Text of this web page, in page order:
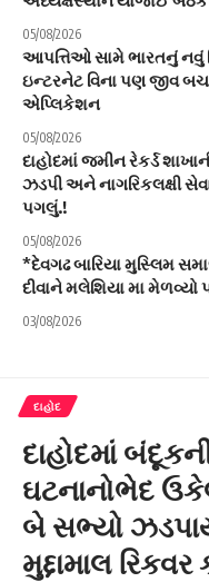
05/08/2026
આપત્તિઓ સામે ભારતનું નવું
ઇન્ટરનેટ વિના પણ જીવ
એપ્લિકેશન
05/08/2026
દાહોદમાં જમીન રેકર્ડ
ઝડપી અને નાગરિકલક્ષી
પગલું.!
05/08/2026
*દેવગઢ બારિયા મુસ્લિમ
દીવાને મલેશિયા મા
03/08/2026
દાહોદ
દાહોદમાં
ઘટનાનોભેદ
બે સભ્યો
મુદ્દામાલ રિકવર